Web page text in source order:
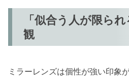
「似合う人が限ら
観
ミラーレンズは個性が強い印象